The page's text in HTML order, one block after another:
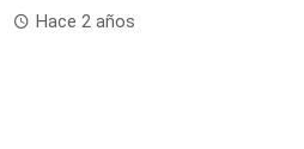
Hace 2 años